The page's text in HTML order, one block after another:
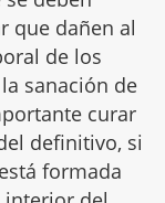
que dañen al
de los
sanación de
curar
definitivo, si
formada